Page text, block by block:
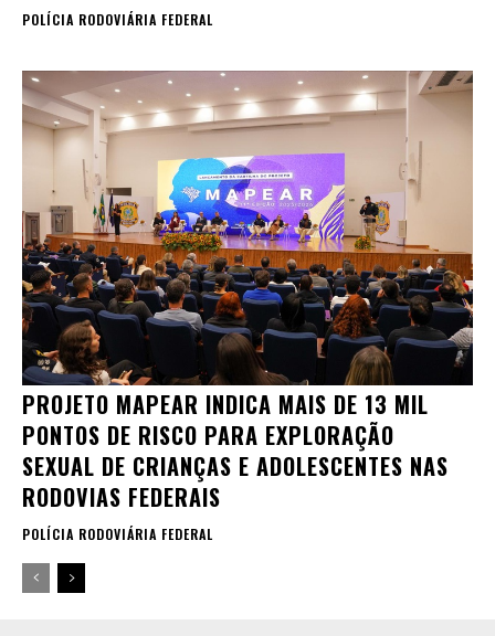
POLÍCIA RODOVIÁRIA FEDERAL
PROJETO MAPEAR INDICA MAIS DE 13 MIL
PONTOS DE RISCO PARA EXPLORAÇÃO
SEXUAL DE CRIANÇAS E ADOLESCENTES NAS
RODOVIAS FEDERAIS
POLÍCIA RODOVIÁRIA FEDERAL